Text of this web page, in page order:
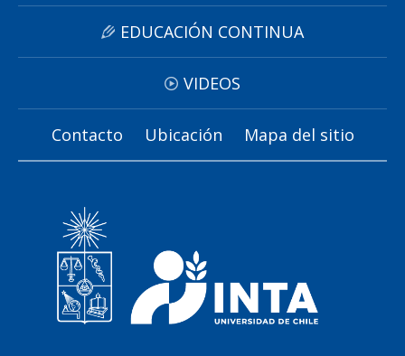
EDUCACIÓN CONTINUA
VIDEOS
Contacto Ubicación Mapa del sitio